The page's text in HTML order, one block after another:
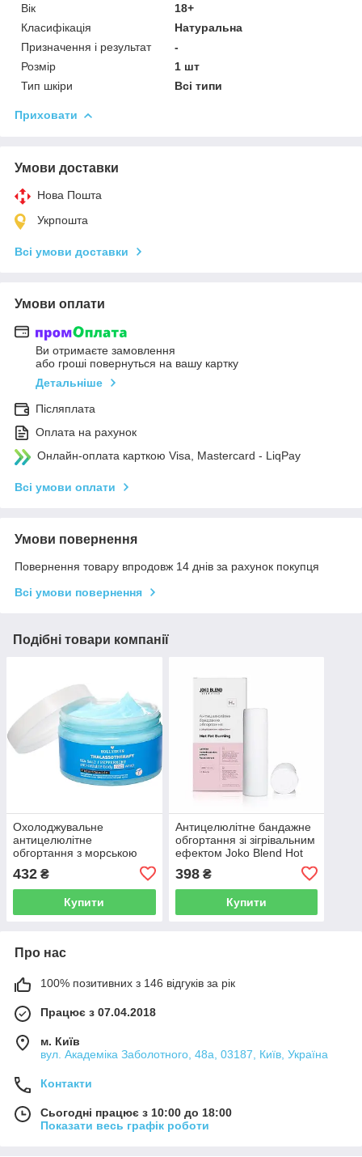
Вік
18+
Класифікація
Натуральна
Призначення і результат
-
Розмір
1 шт
Тип шкіри
Всі типи
Приховати
Умови доставки
Нова Пошта
Укрпошта
Всі умови доставки
Умови оплати
Ви отримаєте замовлення
або гроші повернуться на вашу картку
Детальніше
Післяплата
Оплата на рахунок
Онлайн-оплата карткою Visa, Mastercard - LiqPay
Всі умови оплати
Умови повернення
Повернення товару впродовж 14 днів за рахунок покупця
Всі умови повернення
Подібні товари компанії
Охолоджувальне
антицелюлітне
обгортання з морською
перцевої мяти Hollyskin
Thalassotherapy
432 ₴
Купити
Антицелюлітне бандажне
обгортання зі зігрівальним
ефектом Joko Blend Hot
398₴
Купити
Про нас
100% позитивних з 146 відгуків за рік
Працює з 07.04.2018
м. Київ
вул. Академіка Заболотного, 48а, 03187, Київ, Україна
Контакти
Сьогодні працює з 10:00 до 18:00
Показати весь графік роботи